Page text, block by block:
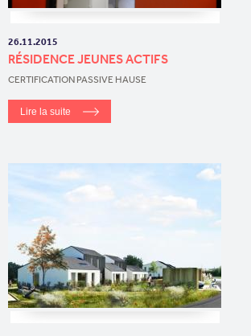
26.11.2015
RÉSIDENCE JEUNES ACTIFS
CERTIFICATION PASSIVE HAUSE
Lire la suite